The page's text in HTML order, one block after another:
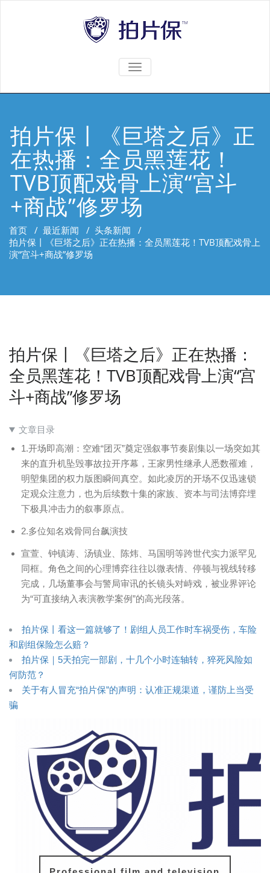
TOGGLE
拍片保丨《巨塔之后》正
在热播：全员黑莲花！
TVB顶配戏骨上演“宫斗
+商战”修罗场
首页 / 最近新闻 / 头条新闻 /
拍片保丨《巨塔之后》正在热播：全员黑莲花！TVB顶配戏骨上
演“宫斗+商战”修罗场
拍片保丨《巨塔之后》正在热播：
全员黑莲花！TVB顶配戏骨上演“宫
斗+商战”修罗场
文章目录
1.开场即高潮：空难“团灭”奠定强叙事节奏剧集以一场突如其
来的直升机坠毁事故拉开序幕，王家男性继承人悉数罹难，
明塱集团的权力版图瞬间真空。如此凌厉的开场不仅迅速锁
定观众注意力，也为后续数十集的家族、资本与司法博弈埋
下极具冲击力的叙事原点。
2.多位知名戏骨同台飙演技
宣萱、钟镇涛、汤镇业、陈炜、马国明等跨世代实力派罕见
同框。角色之间的心理博弈往往以微表情、停顿与视线转移
完成，几场董事会与警局审讯的长镜头对峙戏，被业界评论
为“可直接纳入表演教学案例”的高光段落。
拍片保丨看这一篇就够了！剧组人员工作时车祸受伤，车险
和剧组保险怎么赔？
拍片保｜5天拍完一部剧，十几个小时连轴转，猝死风险如
何防范？
关于有人冒充“拍片保”的声明：认准正规渠道，谨防上当受
骗